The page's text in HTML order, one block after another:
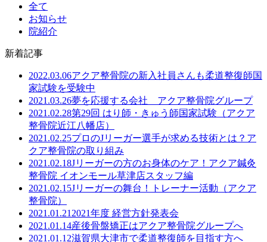
全て
お知らせ
院紹介
新着記事
2022.03.06アクア整骨院の新入社員さんも柔道整復師国
家試験を受験中
2021.03.26夢を応援する会社 アクア整骨院グループ
2021.02.28第29回 はり師・きゅう師国家試験（アクア
整骨院近江八幡店）
2021.02.25プロのJリーガー選手が求める技術とは？ア
クア整骨院の取り組み
2021.02.18Jリーガーの方のお身体のケア！アクア鍼灸
整骨院 イオンモール草津店スタッフ編
2021.02.15Jリーガーの舞台！トレーナー活動（アクア
整骨院）
2021.01.21 2021年度 経営方針発表会
2021.01.14産後骨盤矯正はアクア整骨院グループへ
2021.01.12滋賀県大津市で柔道整復師を目指す方へ